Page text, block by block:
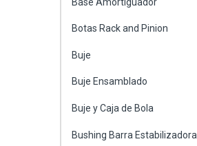
Botas Rack and Pinion
Buje
Buje Ensamblado
Buje y Caja de Bola
Bushing Barra Estabilizadora